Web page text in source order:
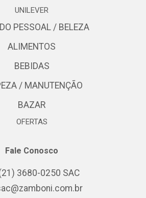
UNILEVER
PESSOAL / BELEZA
ALIMENTOS
BEBIDAS
/ MANUTENÇÃO
BAZAR
OFERTAS
Fale Conosco
3680-0250 SAC